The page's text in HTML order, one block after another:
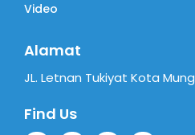
Video
Alamat
JL. Letnan Tukiyat Kota
Find Us